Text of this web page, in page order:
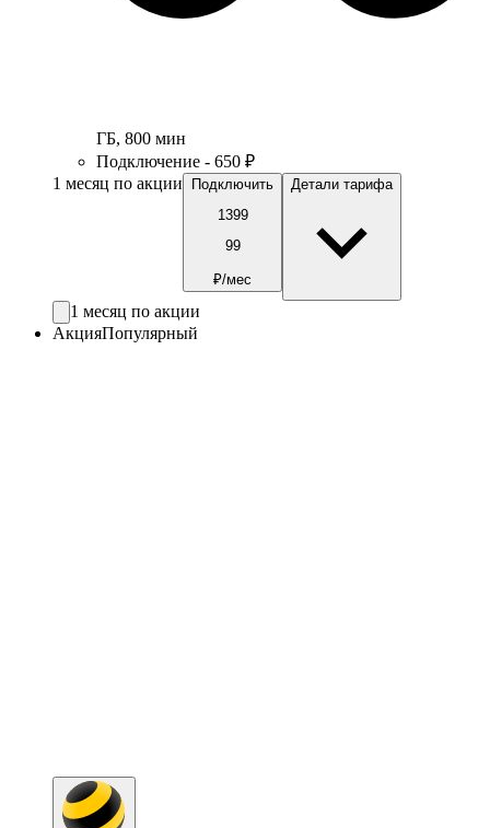
ГБ, 800 мин
Подключение - 650 ₽
1 месяц по акции
Подключить
1399
99
₽/мес
Детали тарифа
1 месяц по акции
АкцияПопулярный